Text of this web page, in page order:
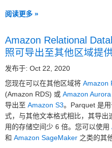
阅读更多 »
Amazon Relational
照可导出至其他区域提
发布于: Oct 22, 2020
您现在可以在其他区域将 Amazon
(Amazon RDS) 或 Amazon Aurora
导出至 Amazon S3。Parquet 是
式，与其他文本格式相比，其导出
用的存储空间少 6 倍。您可以使用
和 Amazon SageMaker 之类的其